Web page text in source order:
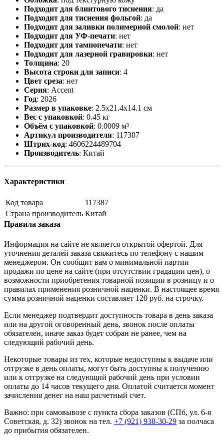
Подходит для блинтового тиснения: да
Подходит для тиснения фольгой: да
Подходит для заливки полимерной смолой: нет
Подходит для УФ-печати: нет
Подходит для тампопечати: нет
Подходит для лазерной гравировки: нет
Толщина: 20
Высота строки для записи: 4
Цвет среза: нет
Серия: Accent
Год: 2026
Размер в упаковке: 2.5x21.4x14.1 см
Вес с упаковкой: 0.45 кг
Объём с упаковкой: 0.0009 м³
Артикул производителя: 117387
Штрих-код: 4606224489704
Производитель: Китай
Характеристики
Код товара
117387
Страна производитель Китай
Правила заказа
Информация на сайте не является открытой офертой. Для
уточнения деталей заказа свяжитесь по телефону с нашим
менеджером. Он сообщит вам о минимальной партии
продажи по цене на сайте (при отсутствии градации цен), о
возможности приобретения товарной позиции в розницу и о
правилах применения розничной наценки. В настоящее время
сумма розничной наценки составляет 120 руб. на строчку.
Если менеджер подтвердит доступность товара в день заказа
или на другой оговоренный день, звонок после оплаты
обязателен, иначе заказ будет собран не ранее, чем на
следующий рабочий день.
Некоторые товары из тех, которые недоступны к выдаче или
отгрузке в день оплаты, могут быть доступны к получению
или к отгрузке на следующий рабочий день при условии
оплаты до 14 часов текущего дня. Оплатой считается момент
зачисления денег на наш расчетный счет.
Важно: при самовывозе с пункта сборa заказов (СПб, ул. 6-я
Советская, д. 32) звонок на тел. +7 (921) 938-30-29 за полчаса
до прибытия обязателен.